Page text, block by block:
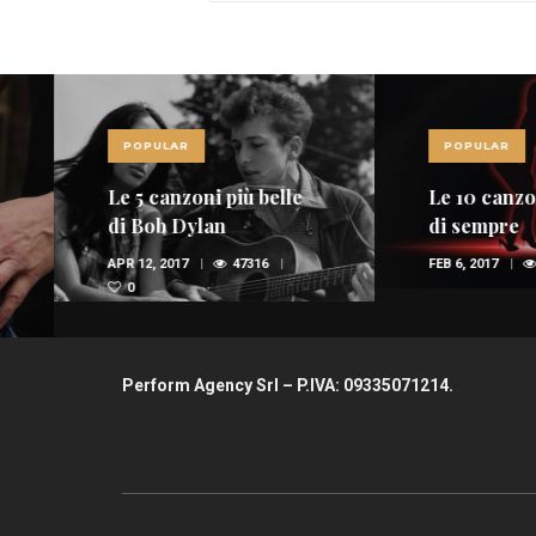
POPULAR
Le 5 canzoni più belle
di Bob Dylan
APR 12, 2017
47316
0
POPULAR
Le 10 canzoni
di sempre
FEB 6, 2017 36947
Perform Agency Srl – P.IVA: 09335071214.